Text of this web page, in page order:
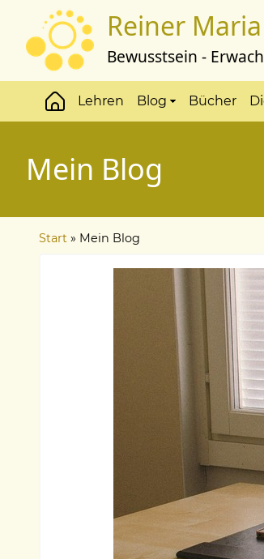
Inhalt
Reiner Maria
Bewusstsein -
Hauptmenü
Lehren Blog Bücher
Mein Blog
Start Mein Blog